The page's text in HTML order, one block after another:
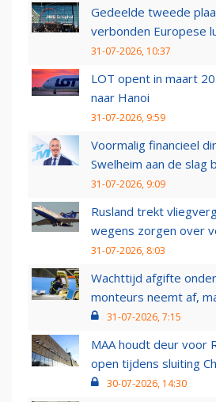
Gedeelde tweede
verbonden Europese
31-07-2026, 10:37
LOT opent in maart
naar Hanoi
31-07-2026, 9:59
Voormalig financieel
Swelheim aan de slag
31-07-2026, 9:09
Rusland trekt
wegens zorgen over
31-07-2026, 8:03
Wachttijd afgifte
monteurs neemt af,
31-07-2026, 7:15
MAA houdt deur voor
open tijdens sluiting
30-07-2026, 14:30